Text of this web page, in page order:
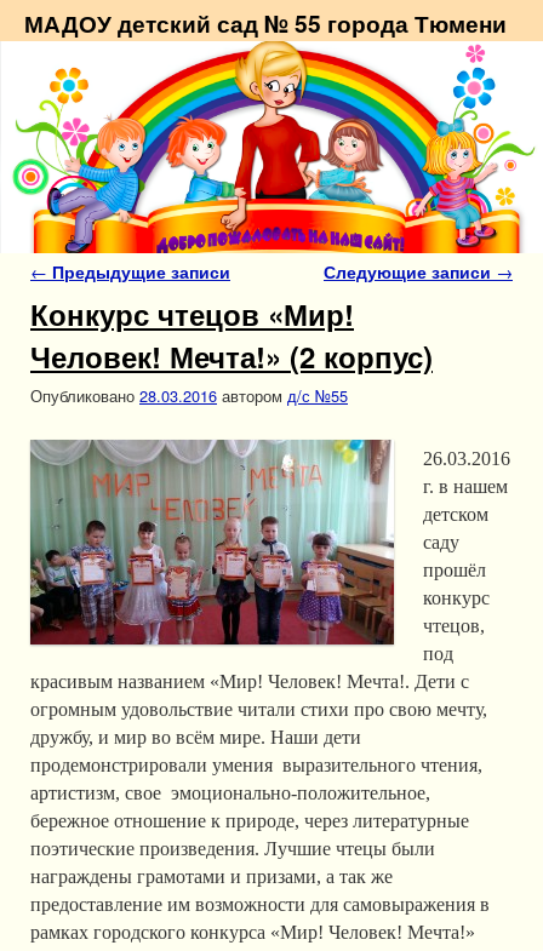
МАДОУ детский сад № 55 города Тюмени
Навигация по записям
← Предыдущие записи Следующие записи →
Конкурс чтецов «Мир!
Человек! Мечта!» (2 корпус)
Опубликовано 28.03.2016 автором д/с №55
26.03.2016
г. в нашем
детском
саду
прошёл
конкурс
чтецов,
под
красивым названием «Мир! Человек! Мечта!. Дети с
огромным удовольствие читали стихи про свою мечту,
дружбу, и мир во всём мире. Наши дети
продемонстрировали умения выразительного чтения,
артистизм, свое эмоционально-положительное,
бережное отношение к природе, через литературные
поэтические произведения. Лучшие чтецы были
награждены грамотами и призами, а так же
предоставление им возможности для самовыражения в
рамках городского конкурса «Мир! Человек! Мечта!»